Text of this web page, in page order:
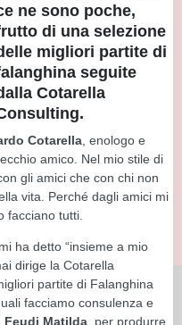
ne sono poche,
di una selezione
migliori partite di
seguite
Cotarella
Cotarella , enologo e
amico. Nel mio stile di
gli amici che con chi non
vita. Perché dagli amici mi
facciano tutti.
ha detto “insieme a mio
dirige la Cotarella
partite di Falanghina
facciamo consulenza e
Feudi Matilda , per produrre